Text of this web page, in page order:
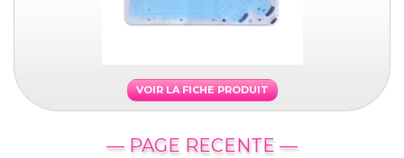
VOIR LA FICHE PRODUIT
— PAGE RECENTE —